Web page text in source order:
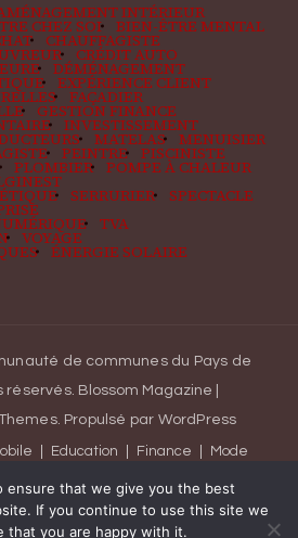
INTÉRIEUR
CHEZ SOI BIEN-ÊTRE MENTAL
CHAUFFAGISTE
CRÉDIT AUTO
DÉMÉNAGEMENT
EXPÉRIENCE CLIENT
FAÇADIER
GESTION FINANCE
INVESTISSEMENT
MATELAS MENUISIER
PEINTRE PISCINISTE
PLOMBIER POMPE À CHALEUR
SERRURIER SPECTACLE
TVA
VOYAGE
ÉNERGIE SOLAIRE
de communes du Pays de
réservés. Blossom Magazine |
. Propulsé par WordPress
Education Finance Mode
Sécurité Travaux maison
Voyages séjours
ensure that we give you the best
If you continue to use this site we
that you are happy with it.